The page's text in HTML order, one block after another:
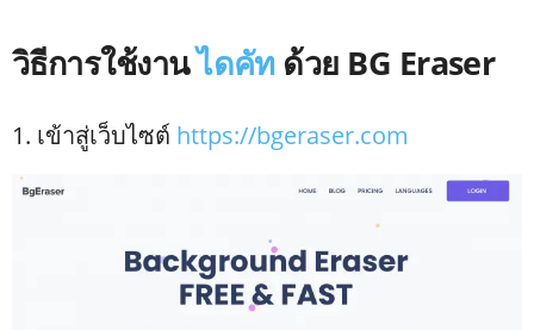
วิธีการใช้งานไดคัท ด้วย BG Eraser
1. เข้าสู่เว็บไซต์ https://bgeraser.com